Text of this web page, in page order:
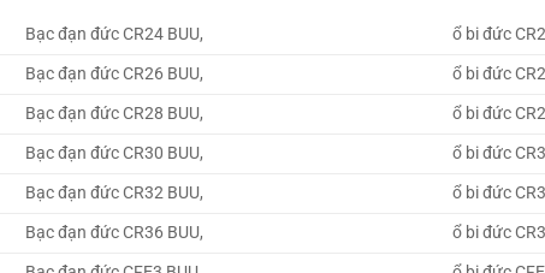
Bạc đạn đức CR24 BUU,
ổ bi đức
Bạc đạn đức CR26 BUU,
ổ bi đức
Bạc đạn đức CR28 BUU,
ổ bi đức
Bạc đạn đức CR30 BUU,
ổ bi đức
Bạc đạn đức CR32 BUU,
ổ bi đức
Bạc đạn đức CR36 BUU,
ổ bi đức